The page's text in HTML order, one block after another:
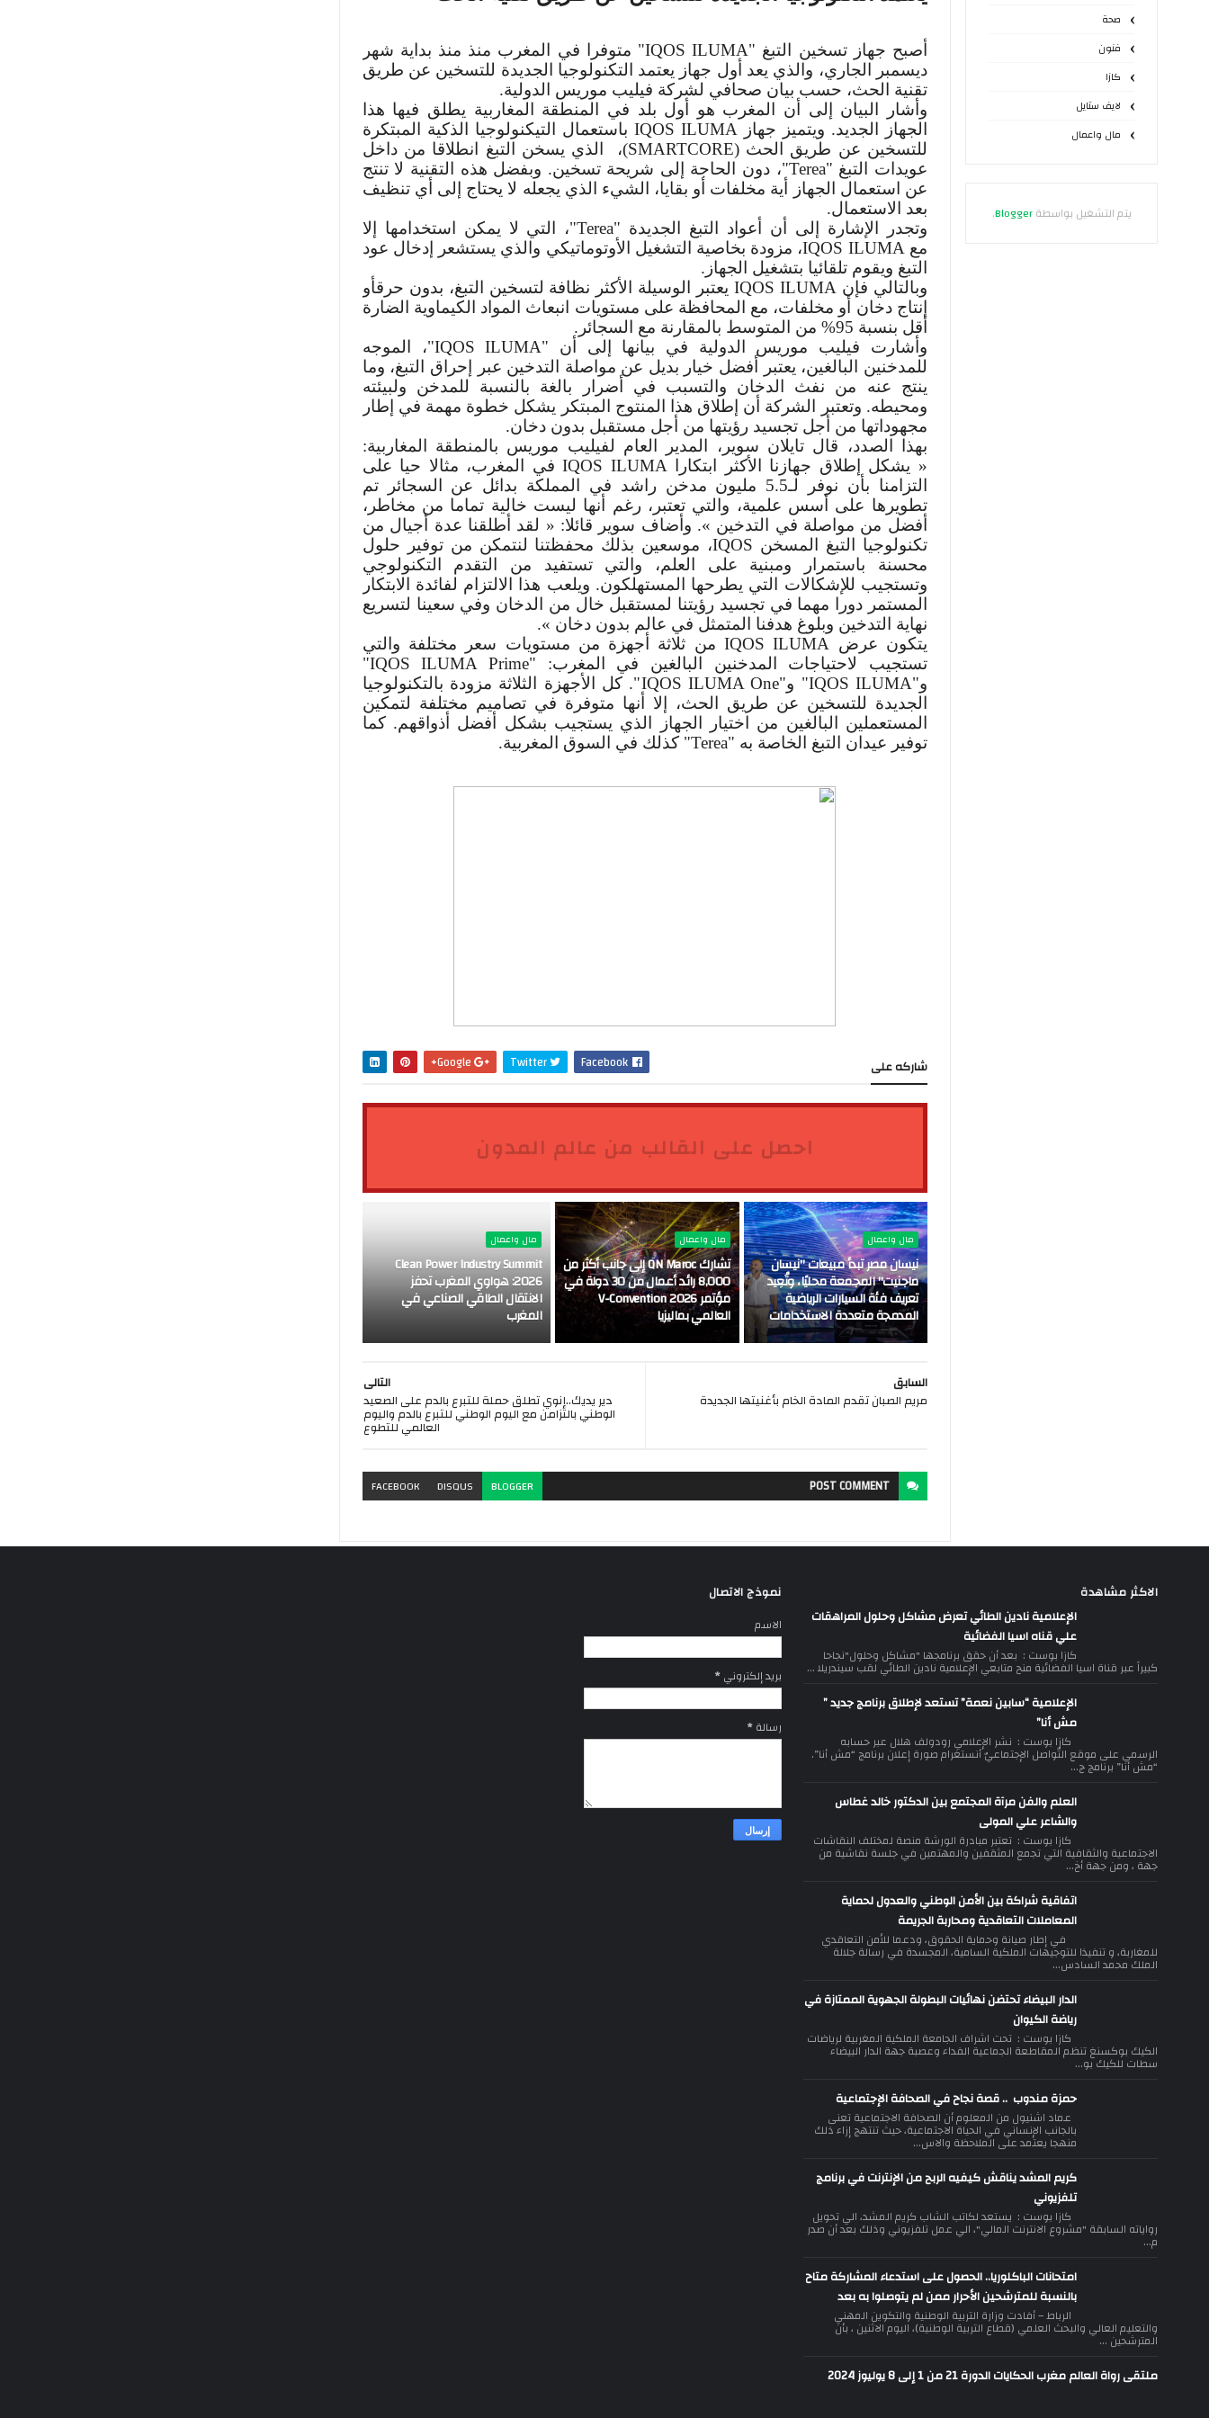
صحة
فنون
كازا
لايف ستايل
مال واعمال
يتم التشغيل بواسطةBlogger
.
أصبح جهاز تسخين التبغ "IQOS ILUMA" متوفرا في المغرب منذ منذ بداية شهر
ديسمبر الجاري، والذي يعد أول جهاز يعتمد التكنولوجيا الجديدة للتسخين عن طريق
تقنية الحث، حسب بيان صحافي لشركة فيليب موريس الدولية.
وأشار البيان إلى أن المغرب هو أول بلد في المنطقة المغاربية يطلق فيها هذا
الجهاز الجديد. ويتميز جهاز IQOS ILUMA باستعمال التيكنولوجيا الذكية المبتكرة
للتسخين عن طريق الحث (SMARTCORE)، الذي يسخن التبغ انطلاقا من داخل
عويدات التبغ "Terea"، دون الحاجة إلى شريحة تسخين. وبفضل هذه التقنية لا تنتج
عن استعمال الجهاز أية مخلفات أو بقايا، الشيء الذي يجعله لا يحتاج إلى أي تنظيف
بعد الاستعمال.
وتجدر الإشارة إلى أن أعواد التبغ الجديدة "Terea"، التي لا يمكن استخدامها إلا
مع IQOS ILUMA، مزودة بخاصية التشغيل الأوتوماتيكي والذي يستشعر إدخال عود
التبغ ويقوم تلقائيا بتشغيل الجهاز.
وبالتالي فإن IQOS ILUMAيعتبر الوسيلة الأكثر نظافة لتسخين التبغ، بدون حرقأو
إنتاج دخان أو مخلفات، مع المحافظة على مستويات انبعاث المواد الكيماوية الضارة
أقل بنسبة 95% من المتوسط بالمقارنة مع السجائر.
وأشارت فيليب موريس الدولية في بيانها إلى أن "IQOS ILUMA"، الموجه
للمدخنين البالغين، يعتبر أفضل خيار بديل عن مواصلة التدخين عبر إحراق التبغ، وما
ينتج عنه من نفث الدخان والتسبب في أضرار بالغة بالنسبة للمدخن ولبيئته
ومحيطه. وتعتبر الشركة أن إطلاق هذا المنتوج المبتكر يشكل خطوة مهمة في إطار
مجهوداتها من أجل تجسيد رؤيتها من أجل مستقبل بدون دخان.
بهذا الصدد، قال تايلان سوير، المدير العام لفيليب موريس بالمنطقة المغاربية:
« يشكل إطلاق جهازنا الأكثر ابتكارا IQOS ILUMAفي المغرب، مثالا حيا على
التزامنا بأن نوفر لـ5.5 مليون مدخن راشد في المملكة بدائل عن السجائر تم
تطويرها على أسس علمية، والتي تعتبر، رغم أنها ليست خالية تماما من مخاطر،
أفضل من مواصلة في التدخين ». وأضاف سوير قائلا: « لقد أطلقنا عدة أجيال من
تكنولوجيا التبغ المسخن IQOS، موسعين بذلك محفظتنا لنتمكن من توفير حلول
محسنة باستمرار ومبنية على العلم، والتي تستفيد من التقدم التكنولوجي
وتستجيب للإشكالات التي يطرحها المستهلكون. ويلعب هذا الالتزام لفائدة الابتكار
المستمر دورا مهما في تجسيد رؤيتنا لمستقبل خال من الدخان وفي سعينا لتسريع
نهاية التدخين وبلوغ هدفنا المتمثل في عالم بدون دخان ».
يتكون عرض
IQOS ILUMAمن ثلاثة أجهزة من مستويات سعر مختلفة والتي
تستجيب لاحتياجات المدخنين البالغين في المغرب: "IQOS ILUMA Prime
"
و"IQOS ILUMA" و"IQOS ILUMA One". كل الأجهزة الثلاثة مزودة بالتكنولوجيا
الجديدة للتسخين عن طريق الحث، إلا أنها متوفرة في تصاميم مختلفة لتمكين
المستعملين البالغين من اختيار الجهاز الذي يستجيب بشكل أفضل أذواقهم. كما
توفير عيدان التبغ الخاصة به "Terea" كذلك في السوق المغربية.
شاركه على Facebook
Twitter
احصل على القالب من عالم المدون
مال واعمال
نيسان مصر تبدأ مبيعات "نيسان
ماجنيت" المجمعة محليًا، وتُعِيد
تعريف فئة السيارات الرياضية
المدمجة متعددة الاستخدامات
مال واعمال
تشارك QN Maroc إلى جانب أكثر من
8,000 رائد أعمال من 30 دولة في
مؤتمر V-Convention 2026
العالمي بماليزيا
مال واعمال
Clean Power Industry Summit
2026: هواوي المغرب تحفز
الانتقال الطاقي الصناعي في
المغرب
التالى
دير يديك..إنوي تطلق حملة للتبرع بالدم على الصعيد
الوطني بالتزامن مع اليوم الوطني للتبرع بالدم واليوم
العالمي للتطوع
السابق
مريم الصبان تقدم المادة الخام بأغنيتها الجديدة
POSTCOMMENT
BLOGGER
DISQUS
FACEBOOK
الاكثر مشاهدة
الإعلامية نادين الطائي تعرض مشاكل وحلول المراهقات
علي قناه اسيا الفضائية
كازا بوست : بعد أن حقق برنامجها "مشاكل وحلول"نجاحا
كبيراً عبر قناة اسيا الفضائية منح متابعي الإعلامية نادين الطائي لقب سيندريلا ...
الإعلامية “سابين نعمة” تستعد لإطلاق برنامج جديد ”
مش أنا”
كازا بوست : نشر الإعلامي رودولف هلال عبر حسابه
الرسمي على موقع التّواصل الإجتماعيّ أنستغرام صورة إعلان برنامج “مش أنا”.
“مش أنا” برنامج ج...
العلم والفن مرآة المجتمع بين الدكتور خالد غطاس
والشاعر علي المولى
كازا بوست : تعتبر مبادرة الورشة منصة لمختلف النقاشات
الاجتماعية والثقافية التي تجمع المثقفين والمهتمين في جلسة نقاشية من
جهة ، ومن جهة أخ...
اتفاقية شراكة بين الأمن الوطني والعدول لحماية
المعاملات التعاقدية ومحاربة الجريمة
في إطار صيانة وحماية الحقوق، ودعما للأمن التعاقدي
للمغاربة، و تنفيذا للتوجيهات الملكية السامية، المجسدة في رسالة جلالة
الملك محمد السادس...
الدار البيضاء تحتضن نهائيات البطولة الجهوية الممتازة في
رياضة الكيوان
كازا بوست : تحت اشراف الجامعة الملكية المغربية لرياضات
الكيك بوكسنغ تنظم المقاطعة الجماعية الفداء وعصبة جهة الدار البيضاء
سطات للكيك بو...
حمزة مندوب .. قصة نجاح في الصحافة الإجتماعية
عماد اشنيول من المعلوم أن الصحافة الاجتماعية تعنى
بالجانب الإنساني في الحياة الاجتماعية، حيث تنتهج إزاء ذلك
منهجا يعتمد على الملاحظة والاس...
كريم المشد يناقش كيفيه الربح من الإنترنت في برنامج
تلفزيوني
كازا بوست : يستعد لكاتب الشاب كريم المشد، الي تحويل
رواياته السابقة "مشروع الانترنت المالي"، الي عمل تلفزيوني وذلك بعد أن صدر
م...
امتحانات الباكلوريا.. الحصول على استدعاء المشاركة متاح
بالنسبة للمترشحين الأحرار ممن لم يتوصلوا به بعد
الرباط – أفادت وزارة التربية الوطنية والتكوين المهني
والتعليم العالي والبحث العلمي (قطاع التربية الوطنية)، اليوم الاثنين ، بأن
المترشحين ...
ملتقى رواة العالم مغرب الحكايات الدورة 21 من 1 إلى 8 يوليوز 2024
نموذج الاتصال
الاسم
بريد إلكتروني*
رسالة*